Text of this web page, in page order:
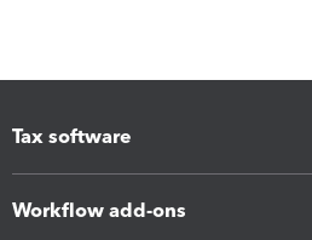
Tax software
Workflow add-ons